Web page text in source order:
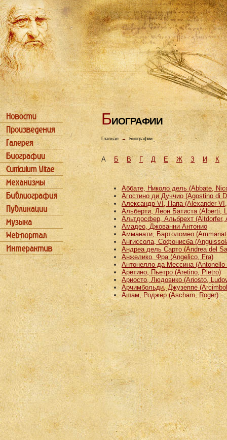
БИОГРАФИИ
Главная→ Биографии
АБ В Г Д Е Ж З И К
Аббате, Николо дель (Abbate,
Агостино ди Дуччио (Agostino di
Александр VI, Папа (Alexander
Альберти, Леон Батиста (Alberti,
Альтдосфер, Альбрехт (Altdorfer,
Амадео, Джованни Антонио
Амманати, Бартоломео
Ангиссола, Софонисба
Андреа дель Сарто (Andrea del
Анжелико, Фра (Angelico, Fra)
Антонелло да Мессина (Antonello
Аретино, Пьетро (Aretino, Pietro)
Ариосто, Людовико (Ariosto,
Арчимбольди, Джузеппе
Ашам, Роджер (Ascham, Roger)